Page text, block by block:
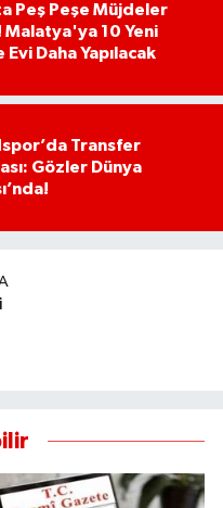
Peş Peşe Müjdeler
Malatya'ya 10 Yeni
Evi Daha Yapılacak
Transfer
Gözler Dünya